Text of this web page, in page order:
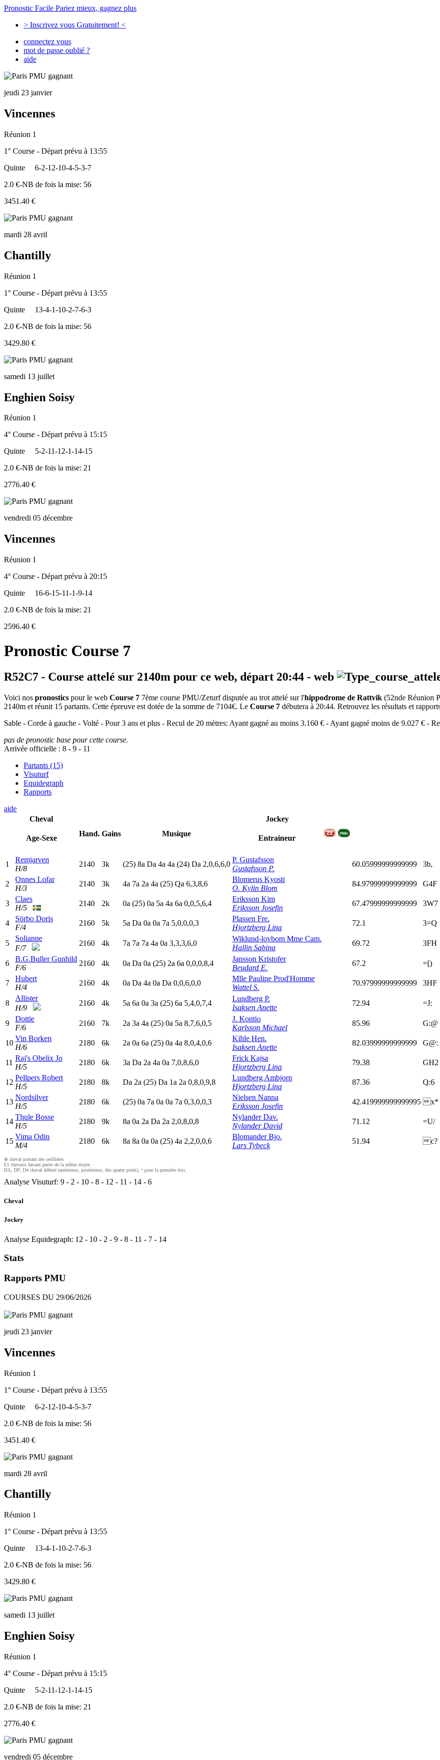
Pronostic Facile Pariez mieux, gagnez plus
> Inscrivez vous Gratuitement! <
connectez vous
mot de passe oublié ?
aide
jeudi 23 janvier
Vincennes
Réunion 1
1° Course - Départ prévu à 13:55
Quinte
6-2-12-10-4-5-3-7
2.0 €-NB de fois la mise: 56
3451.40 €
mardi 28 avril
Chantilly
Réunion 1
1° Course - Départ prévu à 13:55
Quinte
13-4-1-10-2-7-6-3
2.0 €-NB de fois la mise: 56
3429.80 €
samedi 13 juillet
Enghien Soisy
Réunion 1
4° Course - Départ prévu à 15:15
Quinte
5-2-11-12-1-14-15
2.0 €-NB de fois la mise: 21
2776.40 €
vendredi 05 décembre
Vincennes
Réunion 1
4° Course - Départ prévu à 20:15
Quinte
16-6-15-11-1-9-14
2.0 €-NB de fois la mise: 21
2596.40 €
Pronostic Course 7
R52C7 - Course attelé sur 2140m pour ce web, départ 20:44 - web
Voici nos pronostics pour le web Course 7 7ème course PMU/Zeturf disputée au trot attelé sur l'hippodrome de Rattvik (52nde Réunion
2140m et réunit 15 partants. Cette épreuve est dotée de la somme de 7104€. Le Course 7 débutera à 20:44. Retrouvez les résultats et
Sable - Corde à gauche - Volté - Pour 3 ans et plus - Recul de 20 mètres: Ayant gagné au moins 3.160 € - Ayant gagné moins de 9.027 € -
pas de pronostic base pour cette course.
Arrivée officielle : 8 - 9 - 11
Partants (15)
Visuturf
Equidegraph
Rapports
aide
Cheval
Age-Sexe
Hand. Gains Musique
Jockey
Entraineur
1
Remjarven
H/8
2140 3k (25) 8a Da 4a 4a (24) Da 2,0,6,6,0
P. Gustafsson
Gustafsson P.
60.05999999999999 3b,
2
Onnes Lofar
H/3
2140 3k 4a 7a 2a 4a (25) Qa 6,3,8,6
Blomerus Kyosti
O. Kylin Blom
84.97999999999999 G4F
3
Claes
H/5
2140 2k 0a (25) 0a 5a 4a 6a 0,0,5,6,4
Eriksson Kim
Eriksson Josefin
67.47999999999999 3W7
4
Sörbo Doris
F/4
2160 5k 5a Da 0a 0a 7a 5,0,0,0,3
Plassen Fre.
Hjortzberg Lina
72.1 3=Q
5
Solianne
F/7
2160 4k 7a 7a 7a 4a 0a 3,3,3,6,0
Wiklund-lovbom Mme Cam.
Hallin Sabina
69.72 3FH
6
B.G.Buller Gunhild
F/6
2160 4k 0a Da 0a (25) 2a 6a 0,0,0,8,4
Jansson Kristofer
Beudard E.
67.2 =[)
7
Hubert
H/4
2160 4k 0a Da 4a 0a Da 0,0,6,0,0
Mlle Pauline Prod'Homme
Wattel S.
70.97999999999999 3HF
8
Allister
H/9
2160 4k 5a 6a 0a 3a (25) 6a 5,4,0,7,4
Lundberg P.
Isaksen Anette
72.94 =J:
9
Dottie
F/6
2160 7k 2a 3a 4a (25) 0a 5a 8,7,6,0,5
J. Kontio
Karlsson Michael
85.96 G:@
10
Vin Borken
H/6
2180 6k 2a 0a 6a (25) 0a 4a 8,0,4,0,6
Kihle Hen.
Isaksen Anette
82.03999999999999 G@:
11
Raj's Obelix Jo
H/5
2180 6k 3a Da 2a 4a 0a 7,0,8,6,0
Frick Kajsa
Hjortzberg Lina
79.38 GH2
12
Pellpers Robert
H/5
2180 8k Da 2a (25) Da 1a 2a 0,8,0,9,8
Lundberg Ambjorn
Hjortzberg Lina
87.36 Q:6
13
Nordsilver
H/5
2180 6k (25) 0a 7a 0a 0a 7a 0,3,0,0,3
Nielsen Nanna
Eriksson Josefin
42.419999999999995 x*
14
Thule Bosse
H/5
2180 9k 8a 0a 2a Da 2a 2,0,8,0,8
Nylander Dav.
Nylander David
71.12 =U/
15
Vima Odin
M/4
2180 6k 8a 8a 0a 0a (25) 4a 2,2,0,0,6
Blomander Bjo.
Lars Tybeck
51.94 c?
⊗ cheval portant des oeilllères
E1 chevaux faisant partie de la même écurie
DA, DP, D4 cheval déferré (antérieurs, postérieurs, des quatre pieds), • pour la première fois.
Analyse Visuturf: 9 - 2 - 10 - 8 - 12 - 11 - 14 - 6
Cheval
Jockey
Analyse Equidegraph: 12 - 10 - 2 - 9 - 8 - 11 - 7 - 14
Stats
Rapports PMU
COURSES DU 29/06/2026
jeudi 23 janvier
Vincennes
Réunion 1
1° Course - Départ prévu à 13:55
Quinte
6-2-12-10-4-5-3-7
2.0 €-NB de fois la mise: 56
3451.40 €
mardi 28 avril
Chantilly
Réunion 1
1° Course - Départ prévu à 13:55
Quinte
13-4-1-10-2-7-6-3
2.0 €-NB de fois la mise: 56
3429.80 €
samedi 13 juillet
Enghien Soisy
Réunion 1
4° Course - Départ prévu à 15:15
Quinte
5-2-11-12-1-14-15
2.0 €-NB de fois la mise: 21
2776.40 €
vendredi 05 décembre